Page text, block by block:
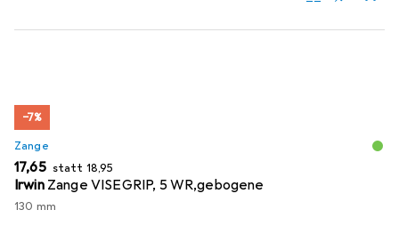
−7%
Zange
EUR
17,65 statt EUR
18,95
Irwin Zange VISEGRIP, 5 WR,gebogene
130 mm